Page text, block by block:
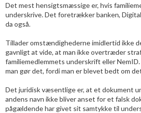
Det mest hensigtsmæssige er, hvis
underskrive. Det foretrækker banken,
da også.
Tillader omstændighederne imidlertid ikke
gavnligt at vide, at man ikke overtræder
familiemedlemmets underskrift eller
man gør det, fordi man er blevet bedt om
Det juridisk væsentlige er, at et dokument
andens navn ikke bliver anset for et falsk
pågældende har givet sit samtykke til